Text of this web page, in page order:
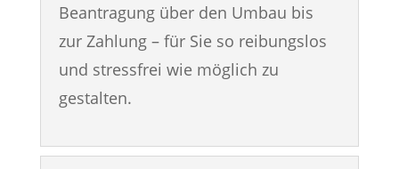
Beantragung über den Umbau bis
zur Zahlung – für Sie so reibungslos
und stressfrei wie möglich zu
gestalten.